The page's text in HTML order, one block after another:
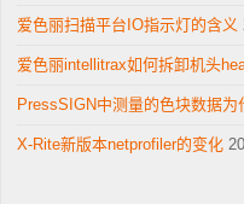
爱色丽扫描平台IO指示灯的含义
爱色丽intellitrax如何拆卸机头
PressSIGN中测量的色块数据为
X-Rite新版本netprofiler的变化